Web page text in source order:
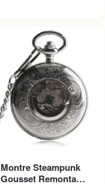
Montre Steampunk
Gousset Remontage